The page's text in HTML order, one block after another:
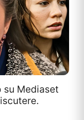
su Mediaset